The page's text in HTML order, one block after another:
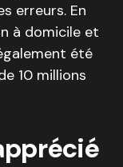
erreurs. En
à domicile et
été
10 millions